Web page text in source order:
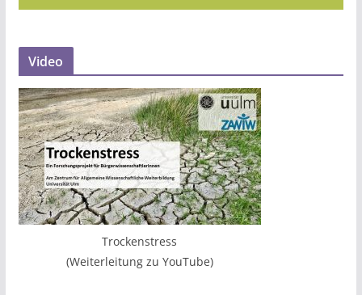
Video
Trockenstress
(Weiterleitung zu YouTube)